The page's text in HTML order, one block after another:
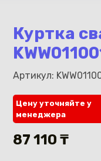
Куртка
Артикул:
Цену уточняйте у
менеджера
87 110 ₸